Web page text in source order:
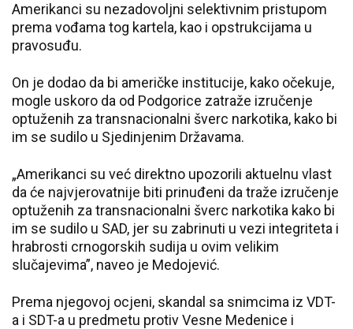
Amerikanci su nezadovoljni selektivnim pristupom
prema vođama tog kartela, kao i opstrukcijama u
pravosuđu.
On je dodao da bi američke institucije, kako očekuje,
mogle uskoro da od Podgorice zatraže izručenje
optuženih za transnacionalni šverc narkotika, kako bi
im se sudilo u Sjedinjenim Državama.
„Amerikanci su već direktno upozorili aktuelnu vlast
da će najvjerovatnije biti prinuđeni da traže izručenje
optuženih za transnacionalni šverc narkotika kako bi
im se sudilo u SAD, jer su zabrinuti u vezi integriteta i
hrabrosti crnogorskih sudija u ovim velikim
slučajevima”, naveo je Medojević.
Prema njegovoj ocjeni, skandal sa snimcima iz VDT-
a i SDT-a u predmetu protiv Vesne Medenice i